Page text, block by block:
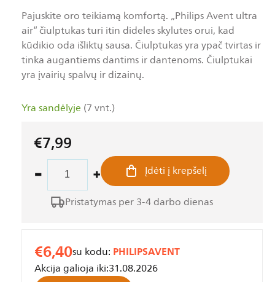
To
paties
puslapio
nuoroda.
Pajuskite oro teikiamą komfortą. „Philips Avent ultra
air“ čiulptukas turi itin dideles skylutes orui, kad
kūdikio oda išliktų sausa. Čiulptukas yra ypač tvirtas ir
tinka augantiems dantims ir dantenoms. Čiulptukai
yra įvairių spalvų ir dizainų.
Yra sandėlyje (7 vnt.)
Įprasta
kaina
€7,99
Sumažinti
ultra
kiekį
Padidinti
air
Įdėti į krepšelį
Pristatymas per 3-4 darbo dienas
€6,40su kodu: PHILIPSAVENT
Akcija galioja iki:31.08.2026